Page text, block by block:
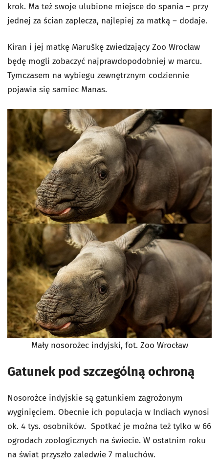
krok. Ma też swoje ulubione miejsce do spania – przy
jednej za ścian zaplecza, najlepiej za matką – dodaje.
Kiran i jej matkę Maruškę zwiedzający Zoo Wrocław
będę mogli zobaczyć najprawdopodobniej w marcu.
Tymczasem na wybiegu zewnętrznym codziennie
pojawia się samiec Manas.
Mały nosorożec indyjski, fot. Zoo Wrocław
Gatunek pod szczególną ochroną
Nosorożce indyjskie są gatunkiem zagrożonym
wyginięciem. Obecnie ich populacja w Indiach wynosi
ok. 4 tys. osobników. Spotkać je można też tylko w 66
ogrodach zoologicznych na świecie. W ostatnim roku
na świat przyszło zaledwie 7 maluchów.